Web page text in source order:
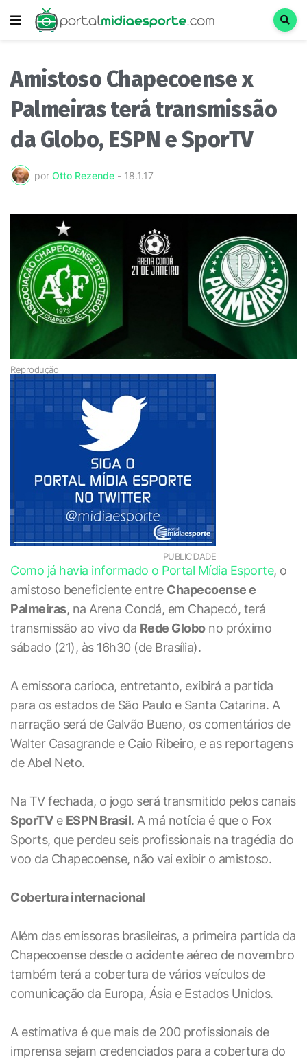
Amistoso Chapecoense x
Palmeiras terá transmissão
da Globo, ESPN e SporTV
por Otto Rezende - 18.1.17
Reprodução
PUBLICIDADE
Como já havia informado o Portal Mídia Esporte, o
amistoso beneficiente entre Chapecoense e
Palmeiras, na Arena Condá, em Chapecó, terá
transmissão ao vivo da Rede Globono próximo
sábado (21), às 16h30 (de Brasília).
A emissora carioca, entretanto, exibirá a partida
para os estados de São Paulo e Santa Catarina. A
narração será de Galvão Bueno, os comentários de
Walter Casagrande e Caio Ribeiro, e as reportagens
de Abel Neto.
Na TV fechada, o jogo será transmitido pelos canais
SporTVe ESPN Brasil. A má notícia é que o Fox
Sports, que perdeu seis profissionais na tragédia do
voo da Chapecoense, não vai exibir o amistoso.
Cobertura internacional
Além das emissoras brasileiras, a primeira partida da
Chapecoense desde o acidente aéreo de novembro
também terá a cobertura de vários veículos de
comunicação da Europa, Ásia e Estados Unidos.
A estimativa é que mais de 200 profissionais de
imprensa sejam credenciados para a cobertura do